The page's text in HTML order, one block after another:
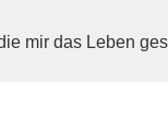
mir das Leben